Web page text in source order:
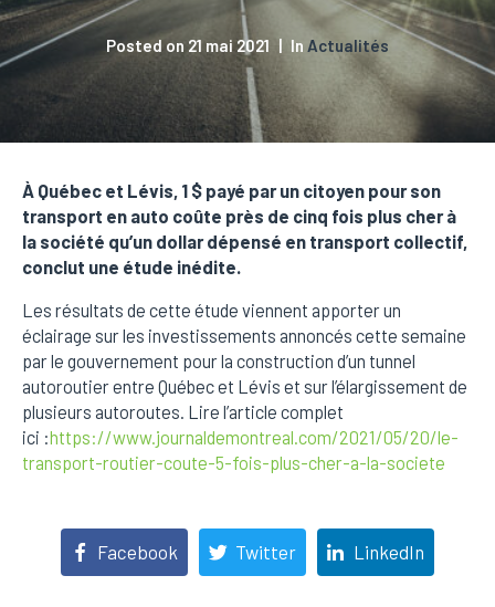
Posted on 21 mai 2021 In Actualités
À Québec et Lévis, 1 $ payé par un citoyen pour son
transport en auto coûte près de cinq fois plus cher à
la société qu’un dollar dépensé en transport collectif,
conclut une étude inédite.
Les résultats de cette étude viennent apporter un
éclairage sur les investissements annoncés cette semaine
par le gouvernement pour la construction d’un tunnel
autoroutier entre Québec et Lévis et sur l’élargissement de
plusieurs autoroutes. Lire l’article complet
ici :https://www.journaldemontreal.com/2021/05/20/le-
transport-routier-coute-5-fois-plus-cher-a-la-societe
Facebook Twitter LinkedIn